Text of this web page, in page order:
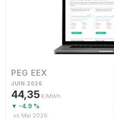
PEG EEX
JUIN 2026
44,35 €/MWh
▼ -4.9 %
vs Mai 2026